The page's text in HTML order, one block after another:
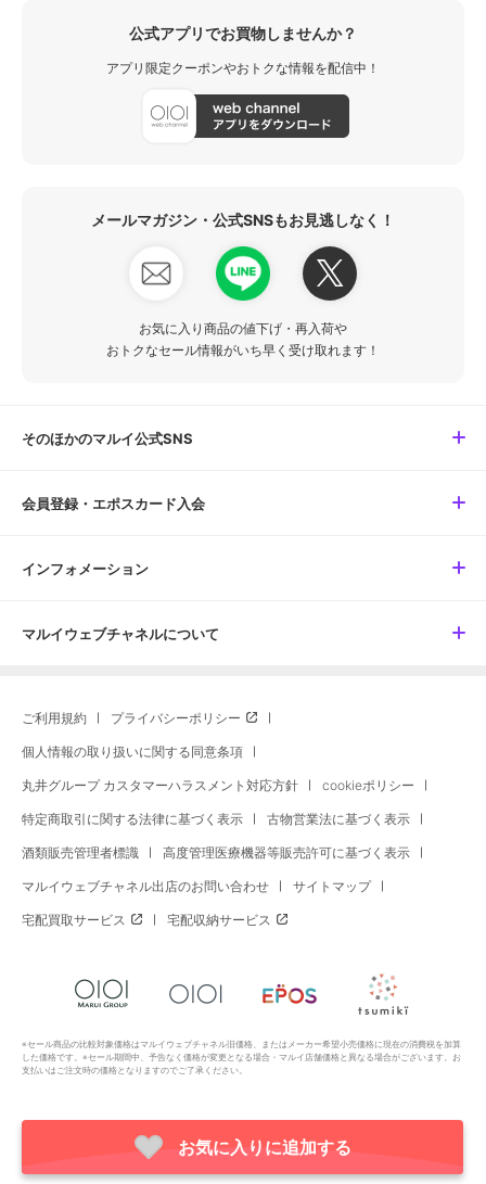
公式アプリでお買物しませんか？
アプリ限定クーポンやおトクな情報を配信中！
メールマガジン・公式SNSもお見逃しなく！
お気に入り商品の値下げ・再入荷や
おトクなセール情報がいち早く受け取れます！
そのほかのマルイ公式SNS
会員登録・エポスカード入会
インフォメーション
マルイウェブチャネルについて
ご利用規約 プライバシーポリシー
個人情報の取り扱いに関する同意条項
丸井グループ カスタマーハラスメント対応方針 cookieポリシー
特定商取引に関する法律に基づく表示 古物営業法に基づく表示
酒類販売管理者標識 高度管理医療機器等販売許可に基づく表示
マルイウェブチャネル出店のお問い合わせ サイトマップ
宅配買取サービス 宅配収納サービス
※セール商品の比較対象価格はマルイウェブチャネル旧価格、またはメーカー希望小売価格に現在の消費税を加算
した価格です。※セール期間中、予告なく価格が変更となる場合・マルイ店舗価格と異なる場合がございます。お
支払いはご注文時の価格となりますのでご了承ください。
Copyright All Rights Reserved. MARUI Co., Ltd
お気に入りに追加する